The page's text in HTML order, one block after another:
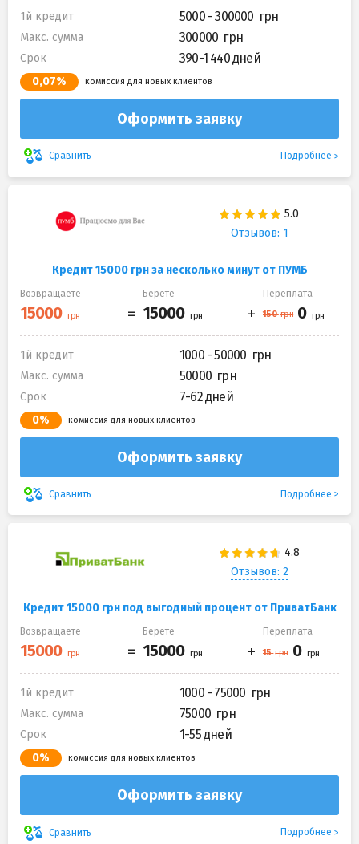
1й кредит 5000 - 300000
Макс. сумма 300000
Срок 390-1 440 дней
0,07% комиссия для новых клиентов
Оформить заявку
Сравнить Подробнее
Отзывов: 1
Кредит 15000 грн за несколько минут от ПУМБ
Возвращаете Берете Переплата
1й кредит 1000 - 50000
Макс. сумма 50000
Срок 7-62 дней
0% комиссия для новых клиентов
Оформить заявку
Сравнить Подробнее
Отзывов: 2
Кредит 15000 грн под выгодный процент от ПриватБанк
Возвращаете Берете Переплата
1й кредит 1000 - 75000
Макс. сумма 75000
Срок 1-55 дней
0% комиссия для новых клиентов
Оформить заявку
Сравнить Подробнее